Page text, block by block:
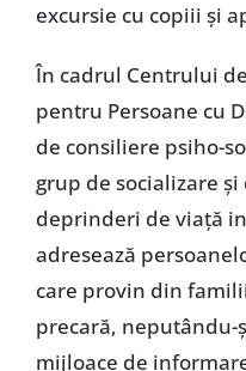
excursie cu copiii și
În cadrul Centrului
pentru Persoane cu
de consiliere psiho-
grup de socializare
deprinderi de viață
adresează
care provin din
precară, neputându-
mijloace de